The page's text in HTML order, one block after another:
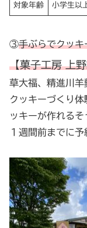
対象年齢 小学生以
③手ぶらでクッキ
【菓子工房 上
草大福、精進川羊
クッキーづくり
ッキーが作れるそ
１週間前までに予